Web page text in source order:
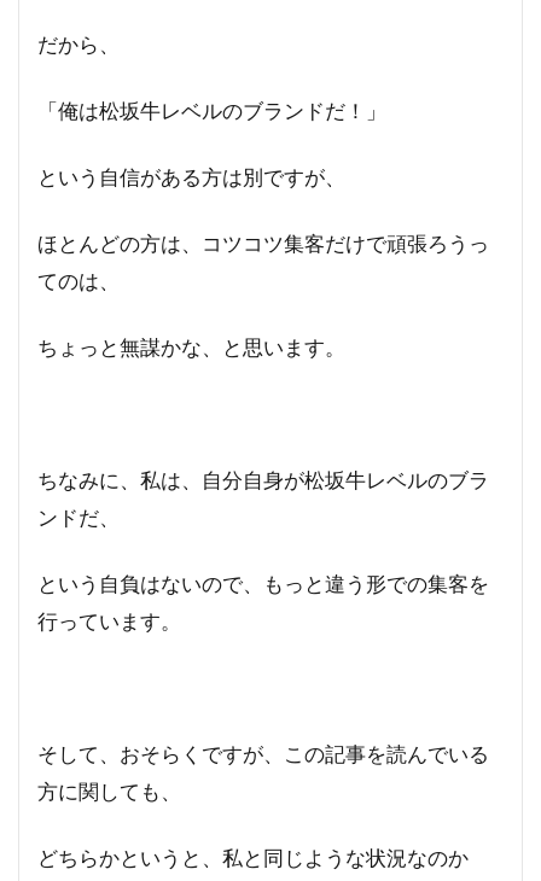
だから、
「俺は松坂牛レベルのブランドだ！」
という自信がある方は別ですが、
ほとんどの方は、コツコツ集客だけで頑張ろうっ
てのは、
ちょっと無謀かな、と思います。
ちなみに、私は、自分自身が松坂牛レベルのブラ
ンドだ、
という自負はないので、もっと違う形での集客を
行っています。
そして、おそらくですが、この記事を読んでいる
方に関しても、
どちらかというと、私と同じような状況なのか